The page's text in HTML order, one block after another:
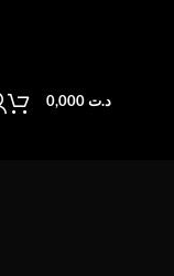
د.ت 0,000